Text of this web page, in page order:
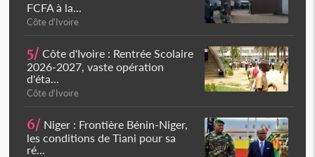
FCFA à la...
Côte d'Ivoire
5/ Côte d'Ivoire : Rentrée Scolaire
2026-2027, vaste opération
d'éta...
Côte d'Ivoire
6/ Niger : Frontière Bénin-Niger,
les conditions de Tiani pour sa
ré...